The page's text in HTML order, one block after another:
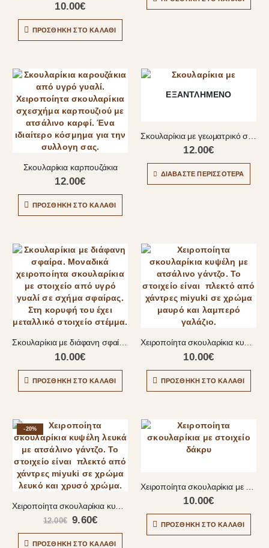
10.00€
ΠΡΟΣΘΉΚΗ ΣΤΟ ΚΑΛΆΘΙ
Σκουλαρίκια καρπουζάκια
12.00€
ΠΡΟΣΘΉΚΗ ΣΤΟ ΚΑΛΆΘΙ
ΕΞΑΝΤΛΗΜΈΝΟ
12.00€
ΔΙΑΒΆΣΤΕ ΠΕΡΙΣΣΌΤΕΡΑ
Σκουλαρίκια με διάφανη σφαίρα
10.00€
ΠΡΟΣΘΉΚΗ ΣΤΟ ΚΑΛΆΘΙ
Χειροποίητα σκουλαρίκια κυψέλη
10.00€
ΠΡΟΣΘΉΚΗ ΣΤΟ ΚΑΛΆΘΙ
-20%
12.00€ 9.60€
ΠΡΟΣΘΉΚΗ ΣΤΟ ΚΑΛΆΘΙ
10.00€
ΠΡΟΣΘΉΚΗ ΣΤΟ ΚΑΛΆΘΙ